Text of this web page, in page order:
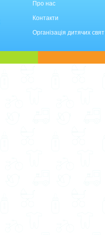
Про нас
Контакти
Організація дитячих свят